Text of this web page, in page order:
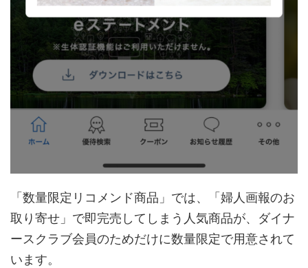
「数量限定リコメンド商品」では、「婦人画報のお
取り寄せ」で即完売してしまう人気商品が、ダイナ
ースクラブ会員のためだけに数量限定で用意されて
います。